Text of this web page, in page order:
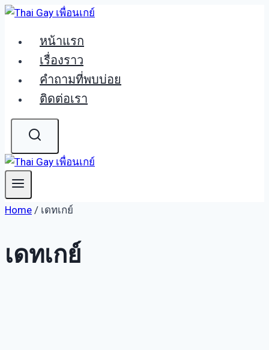
Skip
content หน้าแรก
เรื่องราว
คำถามที่พบบ่อย
ติดต่อเรา
Home / เดทเกย์
เดทเกย์